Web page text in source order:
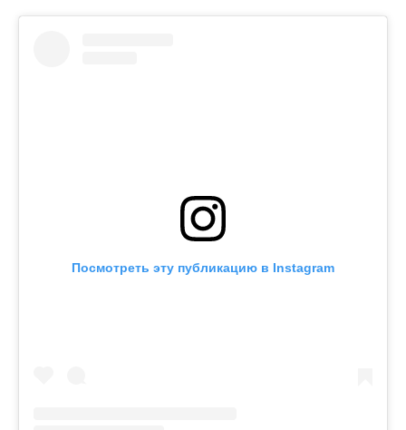
Посмотреть эту публикацию в Instagram